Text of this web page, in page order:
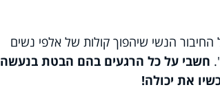
הנשי שיהפוך קולות של אלפי נשים
חשבי על כל הרגעים בהם הבטת בנעשה
את יכולה!